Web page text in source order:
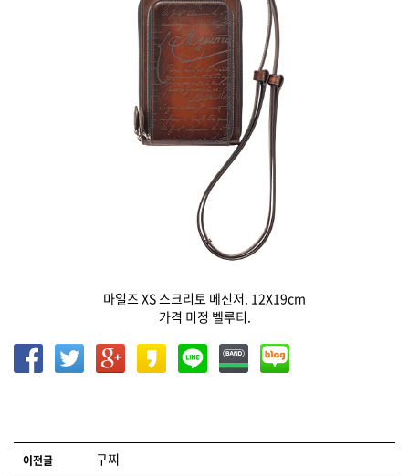
마일즈 XS 스크리토 메신저. 12X19cm
가격 미정 벨루티.
글 네비게이션
이전글 구찌